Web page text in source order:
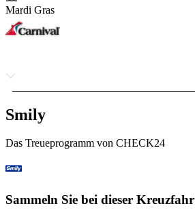
Mardi Gras
Smily
Das Treueprogramm von CHECK24
Sammeln Sie bei dieser